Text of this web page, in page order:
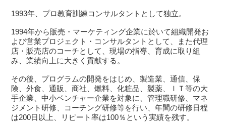
1993年、プロ教育訓練コンサルタントとして独立。
1994年から販売・マーケティング企業に於いて組織開発お
よび営業プロジェクト・コンサルタントとして、また代理
店・販売店のコーチとして、現場の指導、育成に取り組
み、業績向上に大きく貢献する。
その後、プログラムの開発をはじめ、製造業、通信、保
険、外食、通販、商社、燃料、化粧品、製薬、ＩＴ等の大
手企業、中小ベンチャー企業を対象に、管理職研修、マネ
ジメント研修、コーチング研修等を行い、年間の研修日程
は200日以上、リピート率は100％という実績を残す。